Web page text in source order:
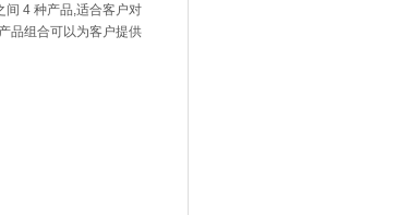
间 4 种产品,适合客户对
品组合可以为客户提供